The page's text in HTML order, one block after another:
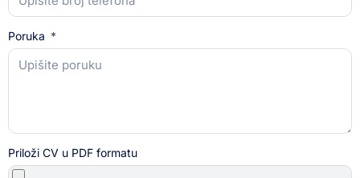
Poruka
Priloži CV u PDF formatu